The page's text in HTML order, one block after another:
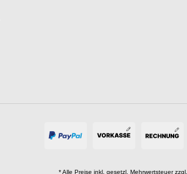
* Alle Preise inkl. gesetzl. Mehrwertsteuer zzgl.